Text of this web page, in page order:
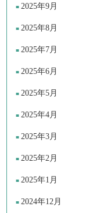
2025年9月
2025年8月
2025年7月
2025年6月
2025年5月
2025年4月
2025年3月
2025年2月
2025年1月
2024年12月